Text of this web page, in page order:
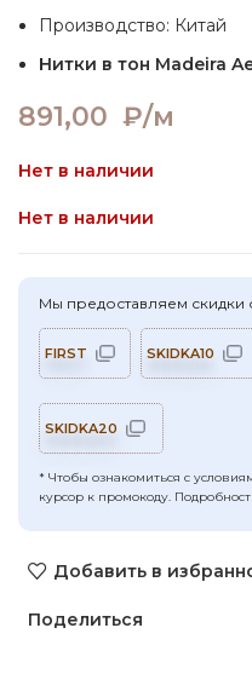
Производство: Китай
Нитки в тон Madeira
891,00 ₽/м
Нет в наличии
Нет в наличии
Мы предоставляем скидки
FIRST SKIDKA10
SKIDKA20
* Чтобы ознакомиться с
курсор к промокоду.
Добавить в
Поделиться